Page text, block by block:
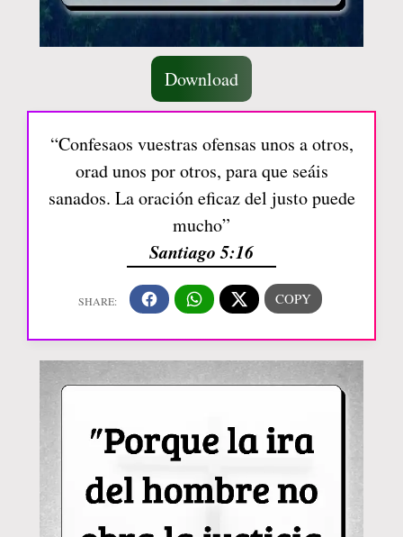
Download
“Confesaos vuestras ofensas unos a otros,
orad unos por otros, para que seáis
sanados. La oración eficaz del justo puede
mucho”
Santiago 5:16